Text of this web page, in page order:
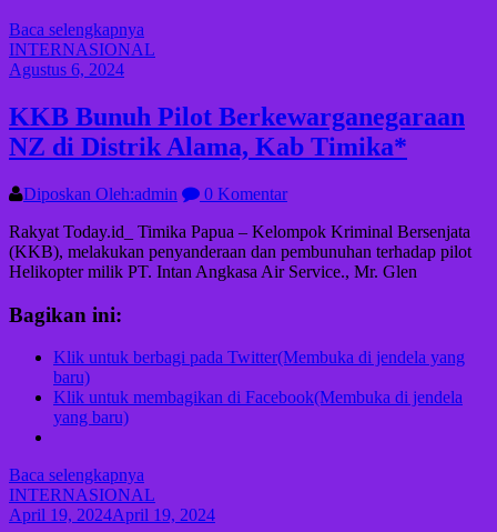
Baca selengkapnya
INTERNASIONAL
Agustus 6, 2024
KKB Bunuh Pilot Berkewarganegaraan
NZ di Distrik Alama, Kab Timika*
Diposkan Oleh:admin
0 Komentar
Rakyat Today.id_ Timika Papua – Kelompok Kriminal Bersenjata
(KKB), melakukan penyanderaan dan pembunuhan terhadap pilot
Helikopter milik PT. Intan Angkasa Air Service., Mr. Glen
Bagikan ini:
Klik untuk berbagi pada Twitter(Membuka di jendela yang
baru)
Klik untuk membagikan di Facebook(Membuka di jendela
yang baru)
Baca selengkapnya
INTERNASIONAL
April 19, 2024April 19, 2024